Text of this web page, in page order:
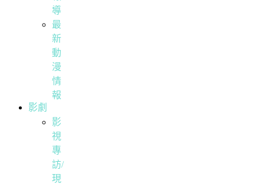
導
最
新
動
漫
情
報
影劇
影
視
專
訪/
現